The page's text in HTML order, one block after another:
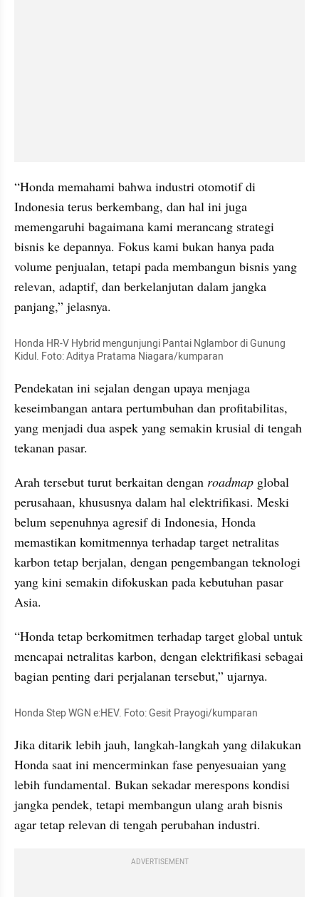
“Honda memahami bahwa industri otomotif di
Indonesia terus berkembang, dan hal ini juga
memengaruhi bagaimana kami merancang strategi
bisnis ke depannya. Fokus kami bukan hanya pada
volume penjualan, tetapi pada membangun bisnis yang
relevan, adaptif, dan berkelanjutan dalam jangka
panjang,” jelasnya.
Honda HR-V Hybrid mengunjungi Pantai Nglambor di Gunung
Kidul. Foto: Aditya Pratama Niagara/kumparan
Pendekatan ini sejalan dengan upaya menjaga
keseimbangan antara pertumbuhan dan profitabilitas,
yang menjadi dua aspek yang semakin krusial di tengah
tekanan pasar.
Arah tersebut turut berkaitan dengan roadmap global
perusahaan, khususnya dalam hal elektrifikasi. Meski
belum sepenuhnya agresif di Indonesia, Honda
memastikan komitmennya terhadap target netralitas
karbon tetap berjalan, dengan pengembangan teknologi
yang kini semakin difokuskan pada kebutuhan pasar
Asia.
“Honda tetap berkomitmen terhadap target global untuk
mencapai netralitas karbon, dengan elektrifikasi sebagai
bagian penting dari perjalanan tersebut,” ujarnya.
Honda Step WGN e:HEV. Foto: Gesit Prayogi/kumparan
Jika ditarik lebih jauh, langkah-langkah yang dilakukan
Honda saat ini mencerminkan fase penyesuaian yang
lebih fundamental. Bukan sekadar merespons kondisi
jangka pendek, tetapi membangun ulang arah bisnis
agar tetap relevan di tengah perubahan industri.
ADVERTISEMENT